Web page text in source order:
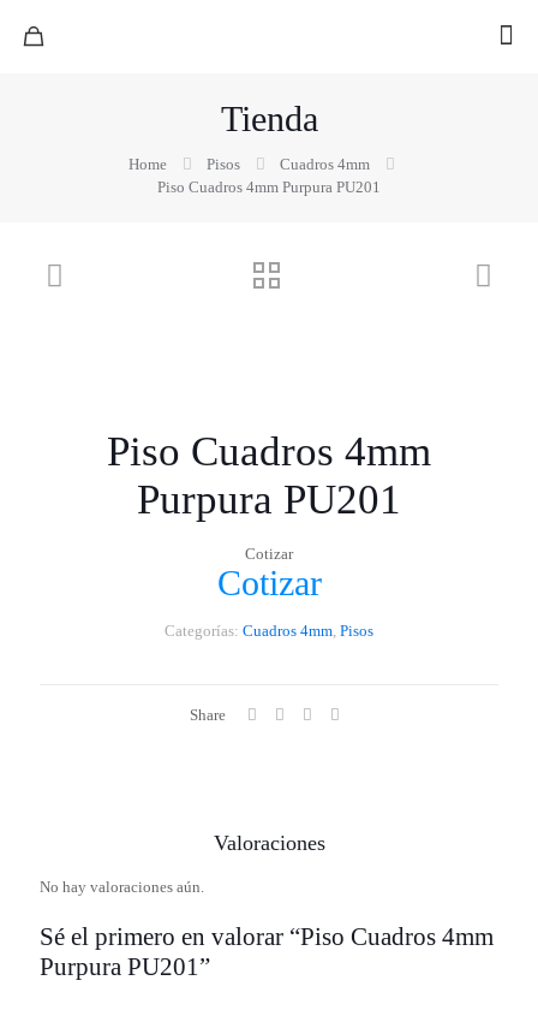
Tienda
Home Pisos
Cuadros 4mm
Piso Cuadros 4mm Purpura PU201
Piso Cuadros 4mm
Purpura PU201
Cotizar
Cotizar
Categorías: Cuadros 4mm, Pisos
Share
Valoraciones
No hay valoraciones aún.
Sé el primero en valorar “Piso Cuadros 4mm
Purpura PU201”